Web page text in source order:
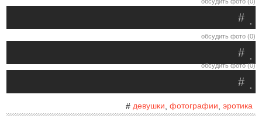
.
#
обсудить фото (0)
.
#
обсудить фото (0)
.
#
# девушки фотографии эротика